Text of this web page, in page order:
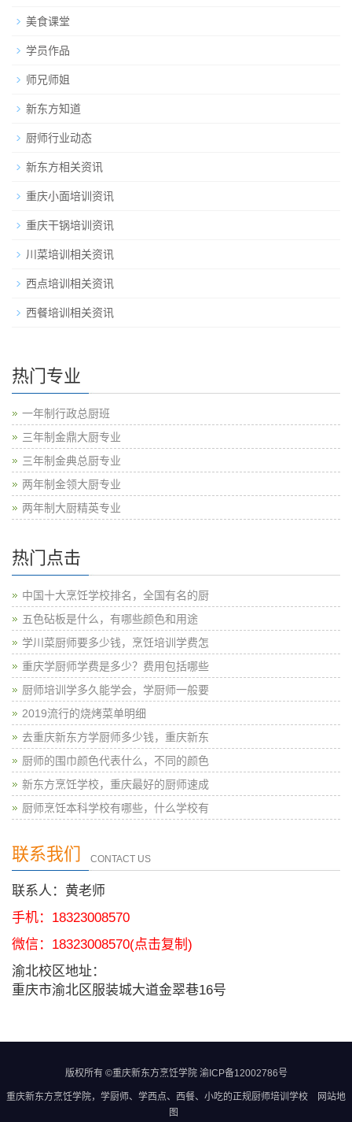
美食课堂
学员作品
师兄师姐
新东方知道
厨师行业动态
新东方相关资讯
重庆小面培训资讯
重庆干锅培训资讯
川菜培训相关资讯
西点培训相关资讯
西餐培训相关资讯
热门专业
一年制行政总厨班
三年制金鼎大厨专业
三年制金典总厨专业
两年制金领大厨专业
两年制大厨精英专业
热门点击
中国十大烹饪学校排名，全国有名的厨
五色砧板是什么，有哪些颜色和用途
学川菜厨师要多少钱，烹饪培训学费怎
重庆学厨师学费是多少？费用包括哪些
厨师培训学多久能学会，学厨师一般要
2019流行的烧烤菜单明细
去重庆新东方学厨师多少钱，重庆新东
厨师的围巾颜色代表什么，不同的颜色
新东方烹饪学校，重庆最好的厨师速成
厨师烹饪本科学校有哪些，什么学校有
联系我们 CONTACT US
联系人：黄老师
手机：18323008570
微信： 18323008570(点击复制)
渝北校区地址：
重庆市渝北区服装城大道金翠巷16号
版权所有 ©重庆新东方烹饪学院 渝ICP备12002786号
重庆新东方烹饪学院，学厨师、学西点、西餐、小吃的正规厨师培训学校
网站地
图